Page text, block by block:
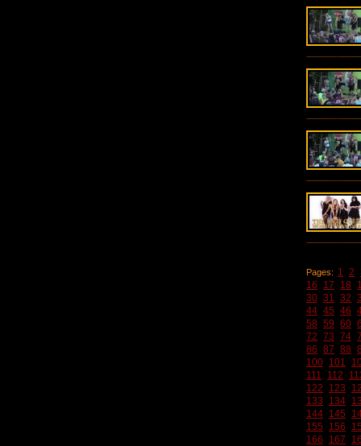
Pages: 1 2
16
17 18
30 31 32
44 45 46
58 59 60
72 73 74
86 87 88
100 101
111
112
122
123
133
134
144 145
155
156
166
167